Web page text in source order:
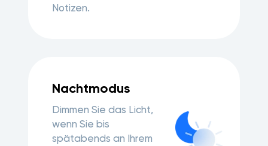
Notizen.
Nachtmodus
Dimmen Sie das Licht,
wenn Sie bis
spätabends an Ihrem